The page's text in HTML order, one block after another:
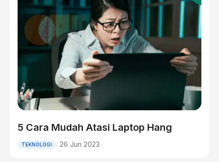
5 Cara Mudah Atasi Laptop Hang
TEKNOLOGI 26 Jun 2023